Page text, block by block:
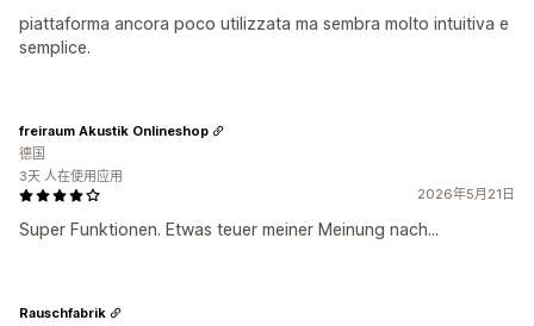
piattaforma ancora poco utilizzata ma sembra molto intuitiva e
semplice.
2026年5月21日
Super Funktionen. Etwas teuer meiner Meinung nach...
freiraum Akustik Onlineshop
德国
3天 人在使用应用
Rauschfabrik